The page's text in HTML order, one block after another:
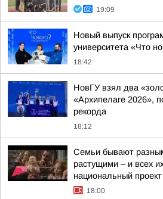
19:09
Новый выпуск
университета «Что
18:42
НовГУ взял два
«Архипелаге 2026»,
рекорда
18:12
Семьи бывают
растущими – и всех
национальный
18:00